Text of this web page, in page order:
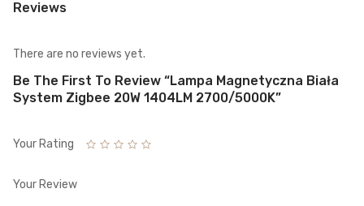
Reviews
There are no reviews yet.
Be The First To Review “Lampa Magnetyczna Biała
System Zigbee 20W 1404LM 2700/5000K”
Your Rating
Your Review